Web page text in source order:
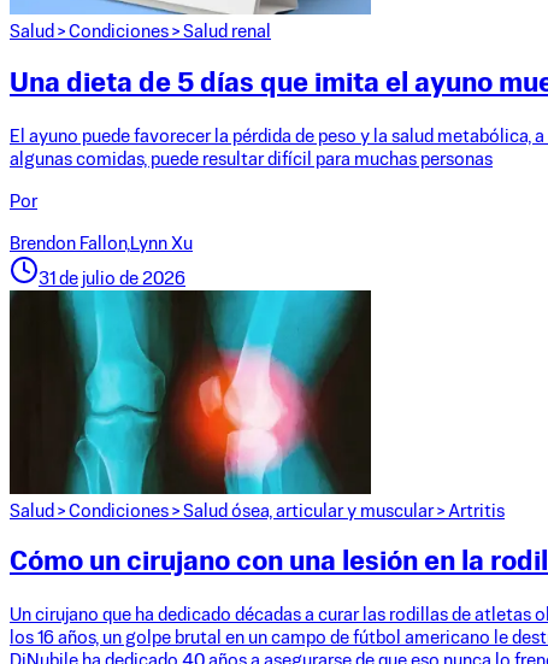
Salud > Condiciones > Salud renal
Una dieta de 5 días que imita el ayuno
El ayuno puede favorecer la pérdida de peso y la salud
algunas comidas, puede resultar difícil para muchas personas
Por
Brendon Fallon, Lynn Xu
31 de julio de 2026
Salud > Condiciones > Salud ósea, articular y muscular > Artritis
Cómo un cirujano con una lesión en la
Un cirujano que ha dedicado décadas a curar las rodillas de
los 16 años, un golpe brutal en un campo de fútbol americano le